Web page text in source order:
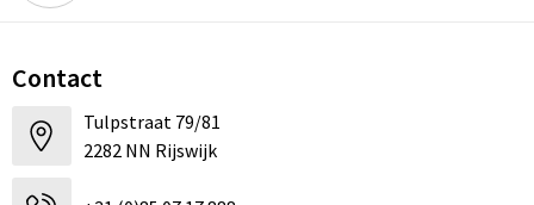
Contact
Tulpstraat 79/81
2282 NN Rijswijk